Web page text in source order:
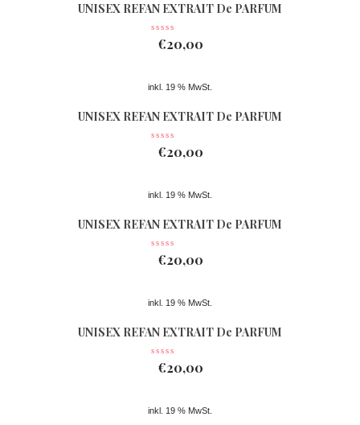
UNISEX REFAN EXTRAIT De PARFUM
Nr 078
€20,00
inkl. 19 % MwSt.
UNISEX REFAN EXTRAIT De PARFUM
Nr 077
€20,00
inkl. 19 % MwSt.
UNISEX REFAN EXTRAIT De PARFUM
Nr 361
€20,00
inkl. 19 % MwSt.
UNISEX REFAN EXTRAIT De PARFUM
Nr 362
€20,00
inkl. 19 % MwSt.